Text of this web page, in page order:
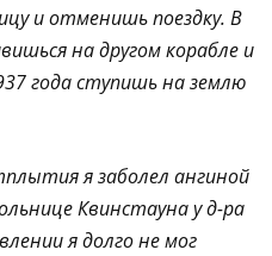
и отменишь поездку. В
на другом корабле и
года ступишь на землю
я заболел ангиной
Квинстауна у д-ра
я долго не мог